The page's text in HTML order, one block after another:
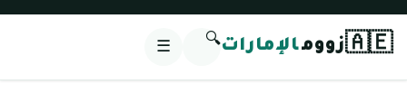
🇦🇪زوومالإمارات🔍
☰